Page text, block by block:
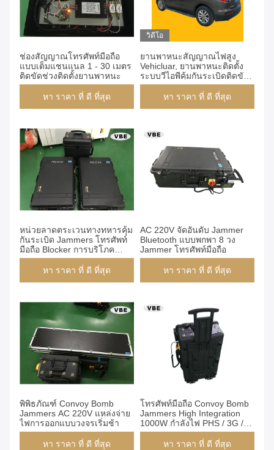
ช่องสัญญาณโทรศัพท์มือถือ
แบบเต็มแชนแนล 1 - 30 เมตร
ติดขัดช่วงติดตั้งยานพาหนะ
หา ราคา ที่ ดี ที่สุด
วิดีโอ
ยานพาหนะสัญญาณไฟสูง
Vehicluar, ยานพาหนะติดตั้ง
ระบบวีไอพีคุ้มกันระเบิดติดขัด,
พลังงานสูง RCIED ระเบิด
Jammerหา ราคา ที่ ดี ที่สุด
หน่วยลาดตระเวนทางทหารคุ้ม
กันระเบิด Jammers โทรศัพท์
มือถือ Blocker การบริโภค
1,000W เสถียรในการทำงาน
หา ราคา ที่ ดี ที่สุด
AC 220V จัดอันดับ Jammer
Bluetooth แบบพกพา 8 วง
Jammer โทรศัพท์มือถือ
หา ราคา ที่ ดี ที่สุด
พิพิธภัณฑ์ Convoy Bomb
Jammers AC 220V แหล่งจ่าย
ไฟการออกแบบวงจรเริ่มช้า
หา ราคา ที่ ดี ที่สุด
โทรศัพท์มือถือ Convoy Bomb
Jammers High Integration
1000W กำลังไฟ PHS / 3G /
4G AC 220V
หา ราคา ที่ ดี ที่สุด